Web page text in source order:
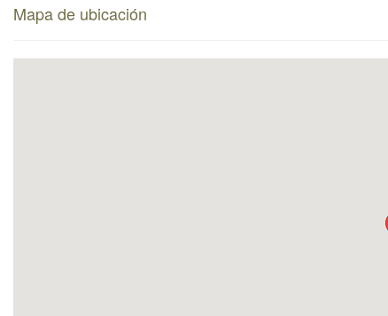
Mapa de ubicación